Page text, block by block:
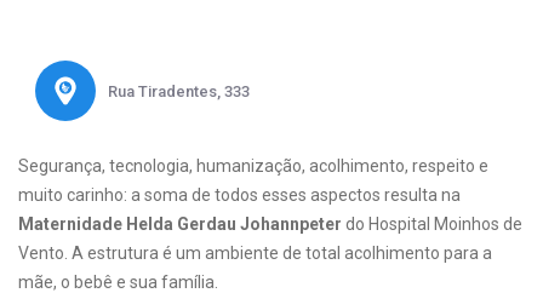
Rua Tiradentes, 333
Segurança, tecnologia, humanização, acolhimento, respeito e
muito carinho: a soma de todos esses aspectos resulta na
Maternidade Helda Gerdau Johannpeter do Hospital Moinhos de
Vento. A estrutura é um ambiente de total acolhimento para a
mãe, o bebê e sua família.